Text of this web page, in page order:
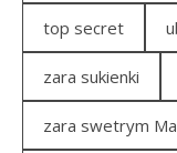
top secret
zara sukienki
zara swetrym